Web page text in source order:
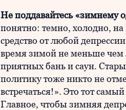
Не поддавайтесь «зимнему
понятно: темно, холодно,
средство от любой
время зимой не меньше чем
приятных бань и саун.
политику тоже никто не
встречаться!». Это тот
Главное, чтобы зимняя